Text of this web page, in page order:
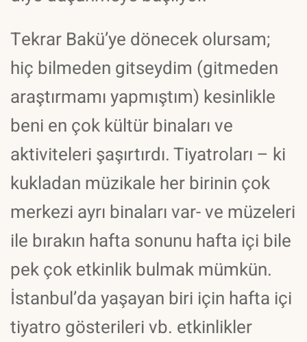
Tekrar Bakü’ye dönecek olursam;
hiç bilmeden gitseydim (gitmeden
araştırmamı yapmıştım) kesinlikle
beni en çok kültür binaları ve
aktiviteleri şaşırtırdı. Tiyatroları – ki
kukladan müzikale her birinin çok
merkezi ayrı binaları var- ve müzeleri
ile bırakın hafta sonunu hafta içi bile
pek çok etkinlik bulmak mümkün.
İstanbul’da yaşayan biri için hafta içi
tiyatro gösterileri vb. etkinlikler